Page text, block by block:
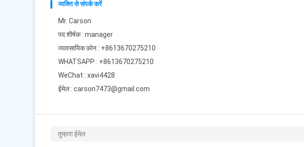
व्यक्ति से संपर्क करें
Mr. Carson
पद शीर्षक : manager
व्यावसायिक फ़ोन : +8613670275210
WHATSAPP : +8613670275210
WeChat : xavi4428
ईमेल : carson7473@gmail.com